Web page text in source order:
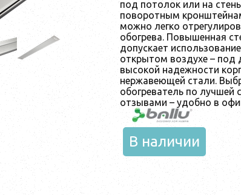
под потолок или на
поворотным
можно легко
обогрева. Повышенная
допускает
открытом воздухе – под
высокой надежности
нержавеющей стали.
обогреватель по лучшей
отзывами – удобно в
В наличии